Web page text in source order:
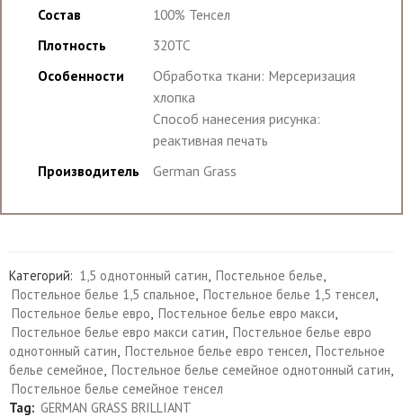
Состав
100% Тенсел
Плотность
320ТС
Особенности
Обработка ткани: Мерсеризация
хлопка
Способ нанесения рисунка:
реактивная печать
Производитель
German Grass
Категорий: 1,5 однотонный сатин, Постельное белье,
Постельное белье 1,5 спальное, Постельное белье 1,5 тенсел,
Постельное белье евро, Постельное белье евро макси,
Постельное белье евро макси сатин, Постельное белье евро
однотонный сатин, Постельное белье евро тенсел, Постельное
белье семейное, Постельное белье семейное однотонный сатин,
Постельное белье семейное тенсел
Tag: GERMAN GRASS BRILLIANT